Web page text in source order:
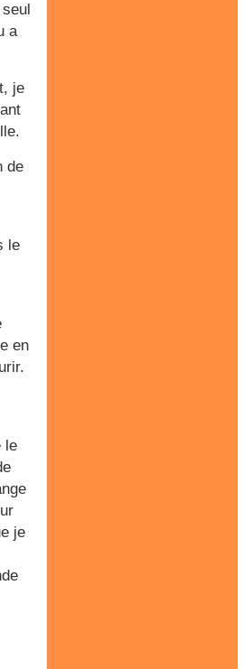
a
je
de
le
en
le
je